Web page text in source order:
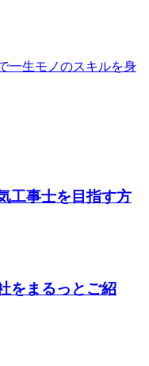
一生モノのスキルを身
工事士を目指す方
をまるっとご紹